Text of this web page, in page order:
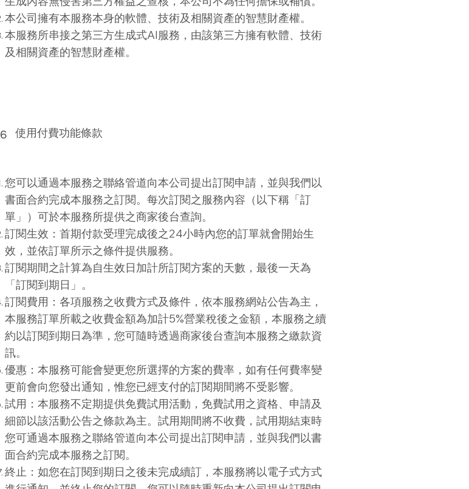
本公司擁有本服務本身的軟體、技術及相關資產的智慧財產權。
本服務所串接之第三方生成式AI服務，由該第三方擁有軟體、技術
及相關資產的智慧財產權。
6 使用付費功能條款
您可以通過本服務之聯絡管道向本公司提出訂閱申請，並與我們以
書面合約完成本服務之訂閱。每次訂閱之服務內容（以下稱「訂
單」）可於本服務所提供之商家後台查詢。
訂閱生效：首期付款受理完成後之24小時內您的訂單就會開始生
效，並依訂單所示之條件提供服務。
訂閱期間之計算為自生效日加計所訂閱方案的天數，最後一天為
「訂閱到期日」。
訂閱費用：各項服務之收費方式及條件，依本服務網站公告為主，
本服務訂單所載之收費金額為加計5%營業稅後之金額，本服務之續
約以訂閱到期日為準，您可隨時透過商家後台查詢本服務之繳款資
訊。
優惠：本服務可能會變更您所選擇的方案的費率，如有任何費率變
更前會向您發出通知，惟您已經支付的訂閱期間將不受影響。
試用：本服務不定期提供免費試用活動，免費試用之資格、申請及
細節以該活動公告之條款為主。試用期間將不收費，試用期結束時
您可通過本服務之聯絡管道向本公司提出訂閱申請，並與我們以書
面合約完成本服務之訂閱。
終止：如您在訂閱到期日之後未完成續訂，本服務將以電子式方式